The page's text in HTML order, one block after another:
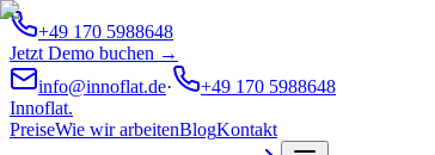
+49 170 5988648
Jetzt Demo buchen →
info@innoflat.de·
+49 170 5988648
Innoflat.
PreiseWie wir arbeitenBlogKontakt